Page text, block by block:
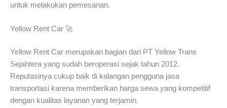
untuk melakukan pemesanan.
Yellow Rent Car 🚀
Yellow Rent Car merupakan bagian dari PT Yellow Trans
Sejahtera yang sudah beroperasi sejak tahun 2012.
Reputasinya cukup baik di kalangan pengguna jasa
transportasi karena memberikan harga sewa yang kompetitif
dengan kualitas layanan yang terjamin.